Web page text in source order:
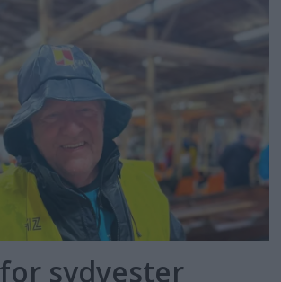
sydvester